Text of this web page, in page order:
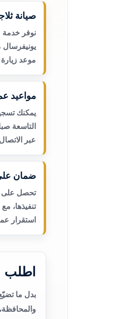
صيانة
نوفر خدمة
يونيفرسال
موعد
مواعيد
يمكنك
التاسعة
عبر
ضمان
تحصل على
تنفيذها،
استقرار
اطلب
بدل ما